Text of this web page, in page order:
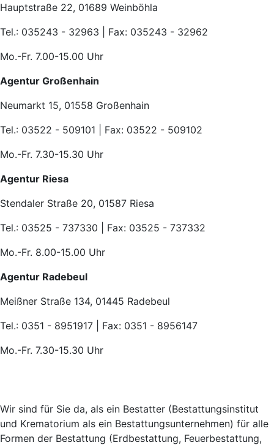
Hauptstraße 22, 01689 Weinböhla
Tel.: 035243 - 32963 | Fax: 035243 - 32962
Mo.-Fr. 7.00-15.00 Uhr
Agentur Großenhain
Neumarkt 15, 01558 Großenhain
Tel.: 03522 - 509101 | Fax: 03522 - 509102
Mo.-Fr. 7.30-15.30 Uhr
Agentur Riesa
Stendaler Straße 20, 01587 Riesa
Tel.: 03525 - 737330 | Fax: 03525 - 737332
Mo.-Fr. 8.00-15.00 Uhr
Agentur Radebeul
Meißner Straße 134, 01445 Radebeul
Tel.: 0351 - 8951917 | Fax: 0351 - 8956147
Mo.-Fr. 7.30-15.30 Uhr
Wir sind für Sie da, als ein Bestatter (Bestattungsinstitut
und Krematorium als ein Bestattungsunternehmen) für alle
Formen der Bestattung (Erdbestattung, Feuerbestattung,